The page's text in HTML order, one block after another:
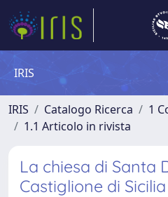
IRIS
IRIS Catalogo Ricerca
1
1.1 Articolo in rivista
La chiesa di Santa
Castiglione di Sicilia